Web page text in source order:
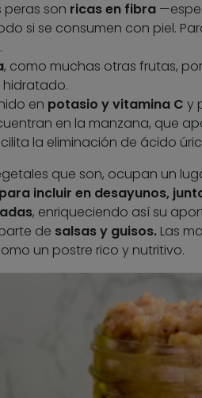
son ricas en fibra
si se consumen con piel.
, como muchas otras frutas,
en potasio y vitamina C y
en la manzana, que
la eliminación de ácido
que son, ocupan un
incluir en desayunos,
, enriqueciendo así su
de salsas y guisos.Las
un postre rico y nutritivo.